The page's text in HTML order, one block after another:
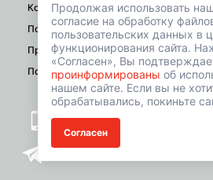
Продолжая использовать
согласие на обработку
пользовательских данных в
функционирования сайта.
«Согласен», Вы
проинформированы об
нашем сайте. Если вы не
обрабатывались, покиньте
Согласен
Контакты
Помощь
Правила
Политика конфиденциальности
+7 (901) 518-01-49